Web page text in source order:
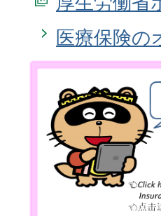
医療保険の